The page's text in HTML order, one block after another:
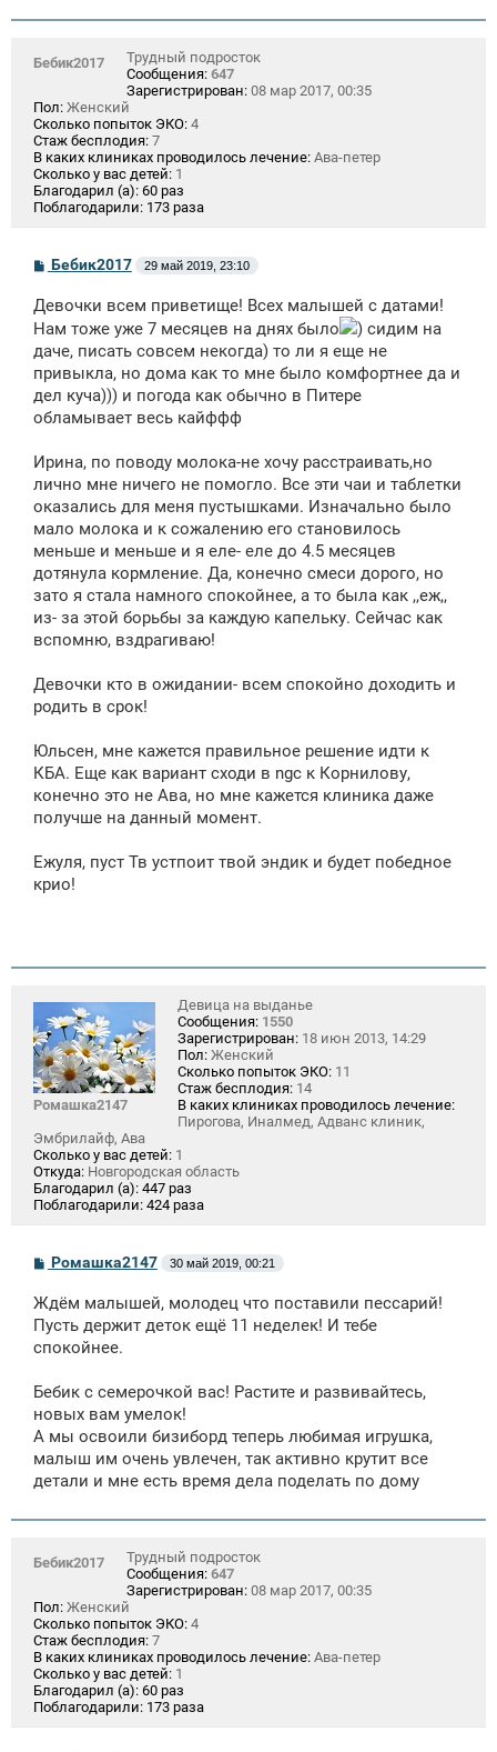
Бебик2017
Трудный подросток
Сообщения: 647
Зарегистрирован: 08 мар 2017, 00:35
Пол: Женский
Сколько попыток ЭКО: 4
Стаж бесплодия: 7
В каких клиниках проводилось лечение: Ава-петер
Сколько у вас детей: 1
Благодарил (а): 60 раз
Поблагодарили: 173 раза
С
о
б
щ
е
н
и
е
Бебик2017 29 май 2019, 23:10
Девочки всем приветище! Всех малышей с датами!
Нам тоже уже 7 месяцев на днях было
) сидим на
даче, писать совсем некогда) то ли я еще не
привыкла, но дома как то мне было комфортнее да и
дел куча))) и погода как обычно в Питере
обламывает весь кайффф
Ирина, по поводу молока-не хочу расстраивать,но
лично мне ничего не помогло. Все эти чаи и таблетки
оказались для меня пустышками. Изначально было
мало молока и к сожалению его становилось
меньше и меньше и я еле- еле до 4.5 месяцев
дотянула кормление. Да, конечно смеси дорого, но
зато я стала намного спокойнее, а то была как ,,еж,,
из- за этой борьбы за каждую капельку. Сейчас как
вспомню, вздрагиваю!
Девочки кто в ожидании- всем спокойно доходить и
родить в срок!
Юльсен, мне кажется правильное решение идти к
КБА. Еще как вариант сходи в ngс к Корнилову,
конечно это не Ава, но мне кажется клиника даже
получше на данный момент.
Ежуля, пуст Тв устпоит твой эндик и будет победное
крио!
Ромашка2147
Девица на выданье
Сообщения: 1550
Зарегистрирован: 18 июн 2013, 14:29
Пол: Женский
Сколько попыток ЭКО: 11
Стаж бесплодия: 14
В каких клиниках проводилось лечение:
Пирогова, Иналмед, Адванс клиник,
Эмбрилайф, Ава
Сколько у вас детей: 1
Откуда: Новгородская область
Благодарил (а): 447 раз
Поблагодарили: 424 раза
С
о
б
щ
е
н
Ромашка2147 30 май 2019, 00:21
Ждём малышей, молодец что поставили пессарий!
Пусть держит деток ещё 11 неделек! И тебе
спокойнее.
Бебик с семерочкой вас! Растите и развивайтесь,
новых вам умелок!
А мы освоили бизиборд теперь любимая игрушка,
малыш им очень увлечен, так активно крутит все
детали и мне есть время дела поделать по дому
Бебик2017
Трудный подросток
Сообщения: 647
Зарегистрирован: 08 мар 2017, 00:35
Пол: Женский
Сколько попыток ЭКО: 4
Стаж бесплодия: 7
В каких клиниках проводилось лечение: Ава-петер
Сколько у вас детей: 1
Благодарил (а): 60 раз
Поблагодарили: 173 раза